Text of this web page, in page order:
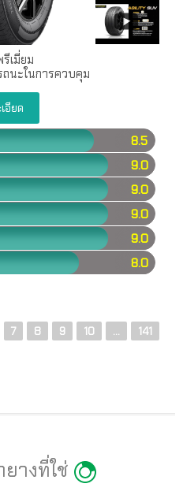
เมี่ยม
นะในการควบคุม
อียด
8.5
9.0
9.0
9.0
9.0
8.0
7 8 9 10 ...
141
างที่ใช่